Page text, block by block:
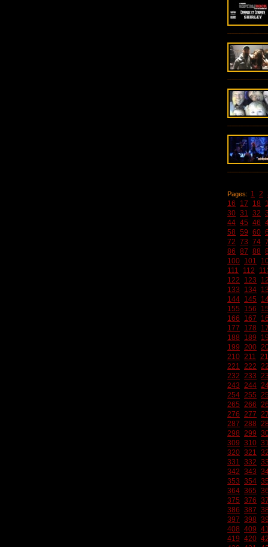
Pages: 1 2
16
17 18
30 31 32
44 45 46
58 59 60
72 73 74
86 87 88
100 101
111
112
122
123
133
134
144 145
155
156
166
167
177
178
188
189
199 200
210 211
221 222
232 233
243 244
254 255
265 266
276 277
287 288
298 299
309 310
320 321
331 332
342 343
353 354
364 365
375 376
386 387
397 398
408 409
419 420